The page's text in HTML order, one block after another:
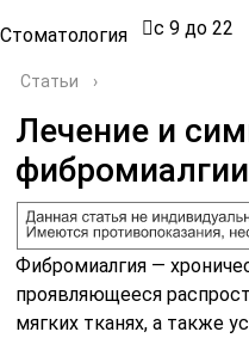
Стоматология с 9 до 22
Статьи ›
Лечение и
фибромиалгии
Фибромиалгия —
проявляющееся
мягких тканях, а также